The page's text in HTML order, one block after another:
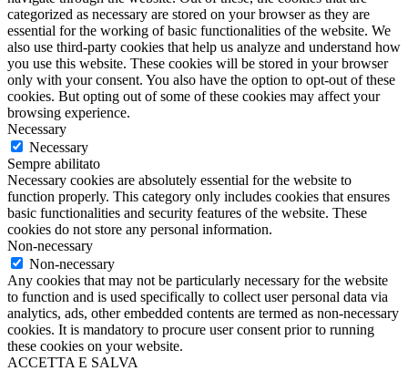
categorized as necessary are stored on your browser as they are
essential for the working of basic functionalities of the website. We
also use third-party cookies that help us analyze and understand how
you use this website. These cookies will be stored in your browser
only with your consent. You also have the option to opt-out of these
cookies. But opting out of some of these cookies may affect your
browsing experience.
Necessary
Necessary
Sempre abilitato
Necessary cookies are absolutely essential for the website to
function properly. This category only includes cookies that ensures
basic functionalities and security features of the website. These
cookies do not store any personal information.
Non-necessary
Non-necessary
Any cookies that may not be particularly necessary for the website
to function and is used specifically to collect user personal data via
analytics, ads, other embedded contents are termed as non-necessary
cookies. It is mandatory to procure user consent prior to running
these cookies on your website.
ACCETTA E SALVA